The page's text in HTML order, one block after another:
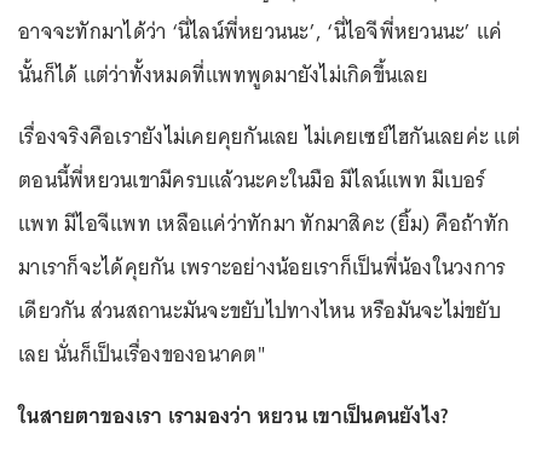
อาจจะทักมาได้ว่า ‘นี่ไลน์พี่หยวนนะ’, ‘นี่ไอจีพี่หยวนนะ’ แค่
นั้นก็ได้ แต่ว่าทั้งหมดที่แพทพูดมายังไม่เกิดขึ้นเลย
เรื่องจริงคือเรายังไม่เคยคุยกันเลย ไม่เคยเซย์ไฮกันเลยค่ะ แต่
ตอนนี้พี่หยวนเขามีครบแล้วนะคะในมือ มีไลน์แพท มีเบอร์
แพท มีไอจีแพท เหลือแค่ว่าทักมา ทักมาสิคะ (ยิ้ม) คือถ้าทัก
มาเราก็จะได้คุยกัน เพราะอย่างน้อยเราก็เป็นพี่น้องในวงการ
เดียวกัน ส่วนสถานะมันจะขยับไปทางไหน หรือมันจะไม่ขยับ
เลย นั่นก็เป็นเรื่องของอนาคต"
ในสายตาของเรา เรามองว่า หยวน เขาเป็นคนยังไง?